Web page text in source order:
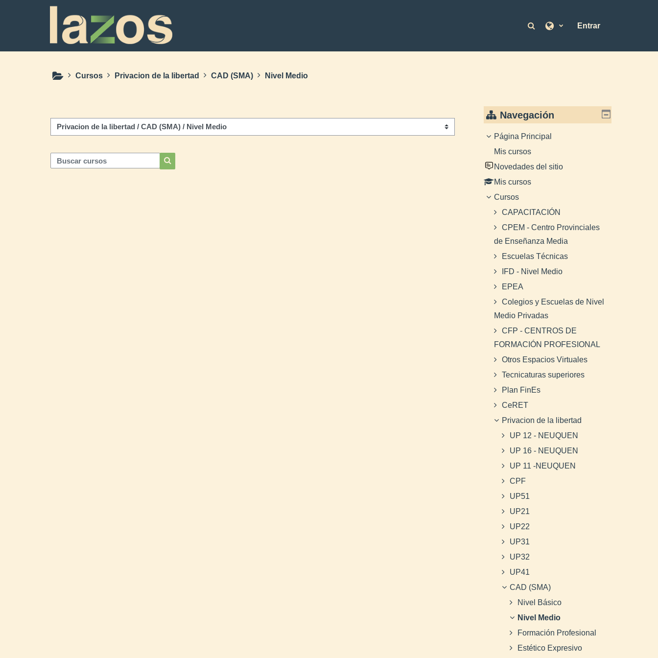
Selector de búsqueda de
Entrar
Cursos Privacion de la libertad CAD (SMA) Nivel Medio
Categorías
Buscar cursos
Buscar cursos
Navegación
Página Principal
Mis cursos
Novedades del sitio
Mis cursos
Cursos
CAPACITACIÓN
CPEM - Centro Provinciales
de Enseñanza Media
Escuelas Técnicas
IFD - Nivel Medio
EPEA
Colegios y Escuelas de Nivel
Medio Privadas
CFP - CENTROS DE
FORMACIÓN PROFESIONAL
Otros Espacios Virtuales
Tecnicaturas superiores
Plan FinEs
CeRET
Privacion de la libertad
UP 12 - NEUQUEN
UP 16 - NEUQUEN
UP 11 -NEUQUEN
CPF
UP51
UP21
UP22
UP31
UP32
UP41
CAD (SMA)
Nivel Básico
Nivel Medio
Formación Profesional
Estético Expresivo